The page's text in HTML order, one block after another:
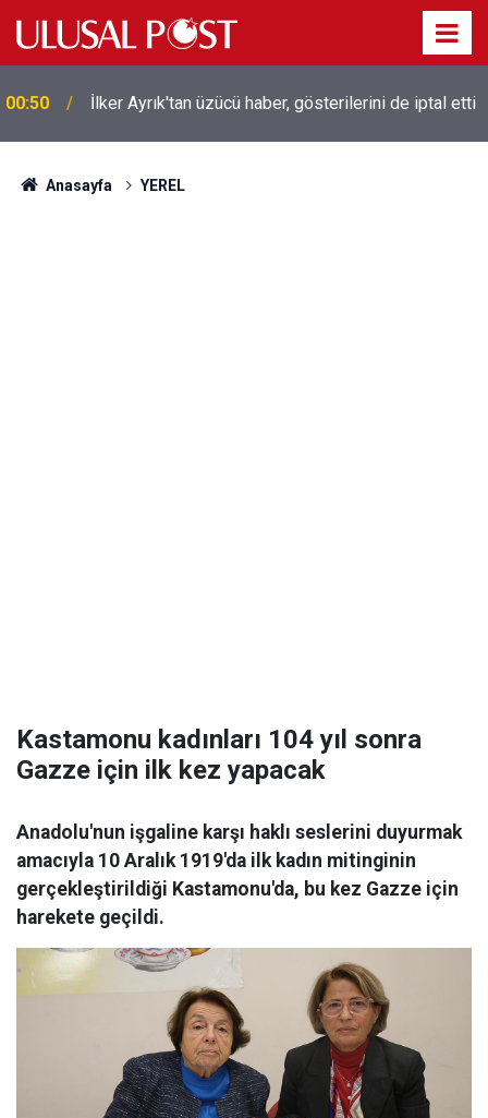
00:39
Liverpool efsanesi Mısırlı yıldız Mohamed Salah
Trabzonspor ile anlaştı! Yarın geliyor
Anasayfa YEREL
Kastamonu kadınları 104 yıl sonra
Gazze için ilk kez yapacak
Anadolu'nun işgaline karşı haklı seslerini duyurmak
amacıyla 10 Aralık 1919'da ilk kadın mitinginin
gerçekleştirildiği Kastamonu'da, bu kez Gazze için
harekete geçildi.